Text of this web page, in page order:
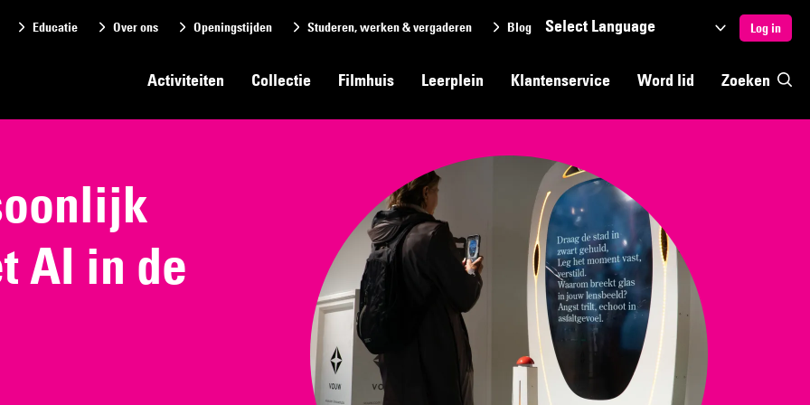
Activiteiten Collectie Filmhuis Leerplein Klantenservice Word lid Zoeken
Educatie Over ons Openingstijden Studeren, werken & vergaderen Blog
Selecteer
taal
Log in
AI in de